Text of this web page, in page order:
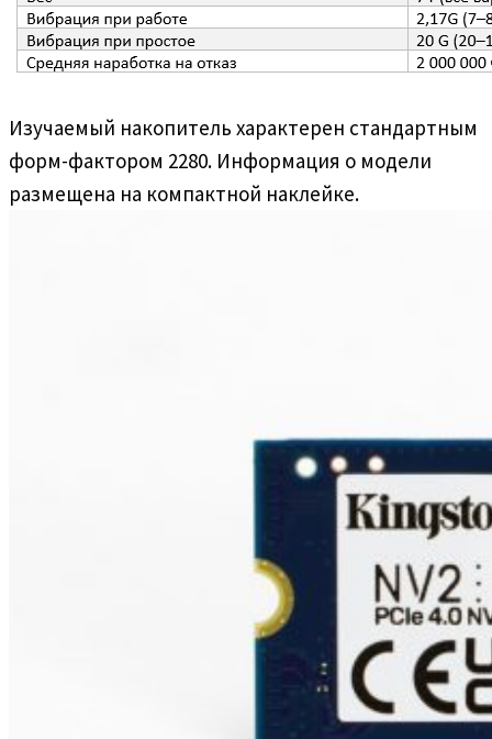
Изучаемый накопитель характерен стандартным
форм-фактором 2280. Информация о модели
размещена на компактной наклейке.